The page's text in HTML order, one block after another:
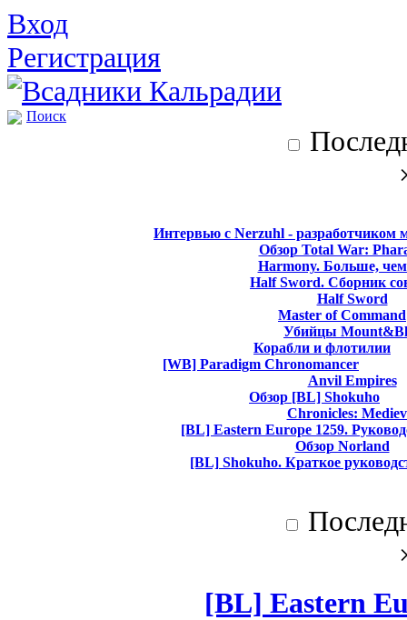
Вход
Регистрация
Поиск
Интервью с Nerzuhl - разработчиком
Обзор Total War:
Harmony. Больше,
Half Sword. Сборник
Half Sword
Master of Command
Убийцы
Корабли и флотилии
[WB] Paradigm Chronomancer
Anvil Empires
Обзор [BL] Shokuho
Chronicles:
[BL] Eastern Europe 1259.
Обзор Norland
[BL] Shokuho. Краткое
[BL] Eastern